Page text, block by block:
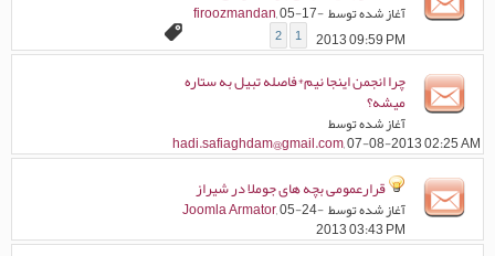
آغاز شده توسط firoozmandan, 05-17-
2013 09:59 PM
1
2
چرا انجمن اینجا نیم*فاصله تبیل به ستاره
میشه؟
آغاز شده توسط
hadi.safiaghdam@gmail.com, 07-08-2013 02:25 AM
قرارعمومی بچه های جوملا در شیراز
آغاز شده توسط Joomla Armator, 05-24-
2013 03:43 PM